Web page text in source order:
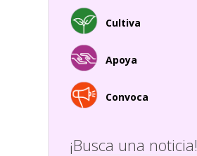
Cultiva
Apoya
Convoca
¡Busca una noticia!